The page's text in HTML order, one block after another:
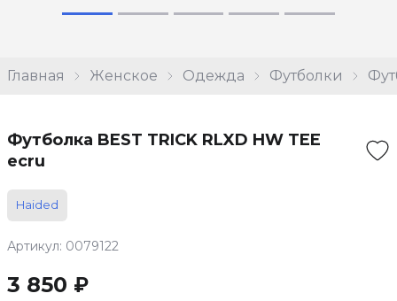
Главная Женское Одежда Футболки
Футболка BEST TRICK RLXD HW TEE
ecru
Haided
Артикул: 0079122
3 850 ₽